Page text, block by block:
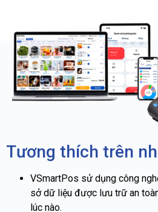
Tương thích trên
VSmartPos sử dụng công
sở dữ liệu được lưu trữ an
lúc nào.